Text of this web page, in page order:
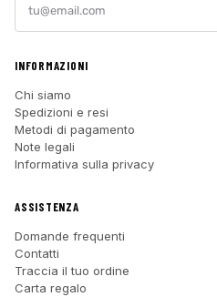
INFORMAZIONI
Chi siamo
Spedizioni e resi
Metodi di pagamento
Note legali
Informativa sulla privacy
ASSISTENZA
Domande frequenti
Contatti
Traccia il tuo ordine
Carta regalo